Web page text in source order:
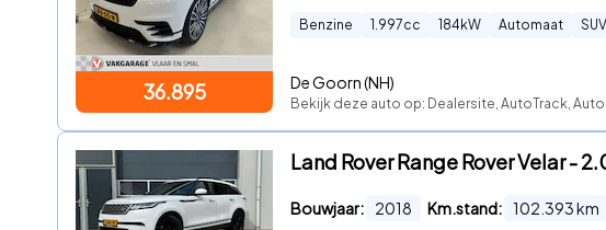
36.895
Benzine 1.997cc 184 kW Automaat
De Goorn (NH)
Bekijk deze auto op: Dealersite, AutoTrack,
Land Rover Range Rover Velar -
Bouwjaar: 2018 Km.stand: 102.393km